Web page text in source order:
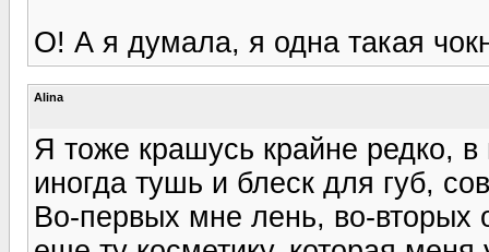
О! А я думала, я одна такая
Alina
Я тоже крашусь крайне редко,
иногда тушь и блеск для губ,
Во-первых мне лень, во-вторых